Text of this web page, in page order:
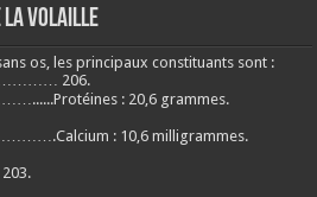
VOLAILLE
os, les principaux constituants sont :
206.
: 20,6 grammes.
: 10,6 milligrammes.
203.